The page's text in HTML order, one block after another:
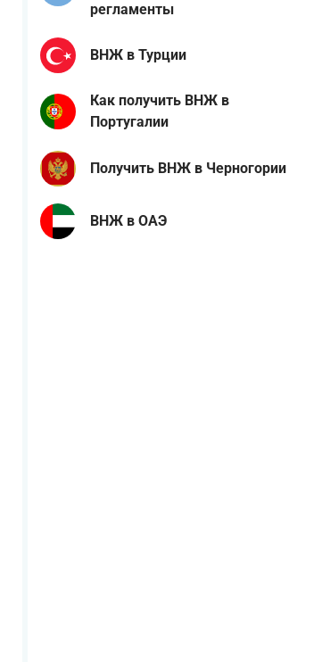
регламенты
ВНЖ в Турции
Как получить ВНЖ в
Португалии
Получить ВНЖ в Черногории
ВНЖ в ОАЭ